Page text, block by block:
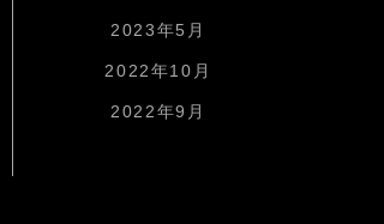
2023年5月
2022年10月
2022年9月